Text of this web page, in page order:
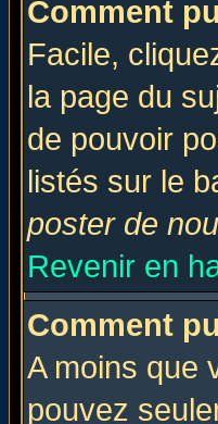
Comment
Facile,
la page du
de pouvoir
listés sur le
poster de
Revenir en
Comment
A moins que
pouvez